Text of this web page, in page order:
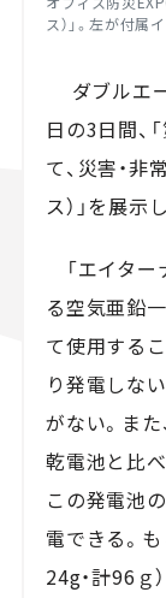
ス）」。左が付属
ダブルエ
日の3日間、
て、災害・非
ス）」を展示
「エイター
る空気亜鉛
て使用する
り発電しな
がない。ま
乾電池と比
この発電池
電できる。
24g・計96